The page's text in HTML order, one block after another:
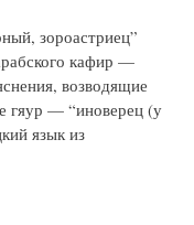
зороастриец”
кафир —
возводящие
гяур — “иноверец (у
язык из